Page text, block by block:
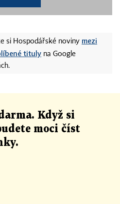
si Hospodářské noviny mezi
tituly na Google
Když si
moci číst
.